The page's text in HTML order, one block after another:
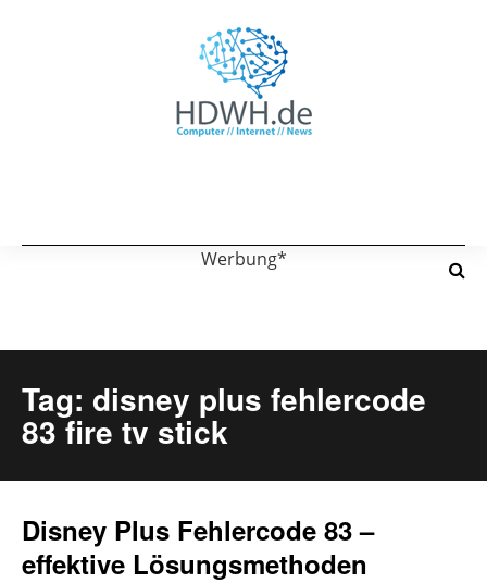
Werbung*
Tag: disney plus fehlercode
83 fire tv stick
Disney Plus Fehlercode 83 –
effektive Lösungsmethoden